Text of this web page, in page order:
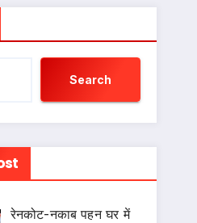
Search
रेनकोट-नकाब पहन घर में